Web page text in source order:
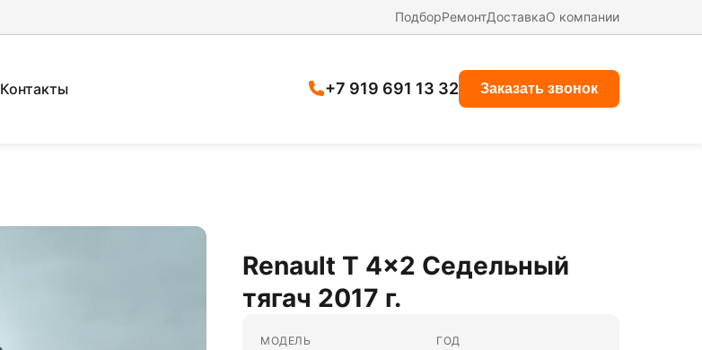
ПодборРемонтДоставкаО компании
Контакты +7 919 691 13 32 Заказать звонок
Renault T 4x2 Седельный
тягач 2017 г.
МОДЕЛЬ ГОД